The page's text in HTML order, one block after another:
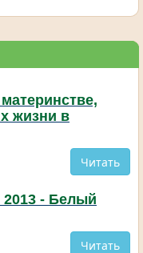
жизни в
Читать
- Белый
Читать